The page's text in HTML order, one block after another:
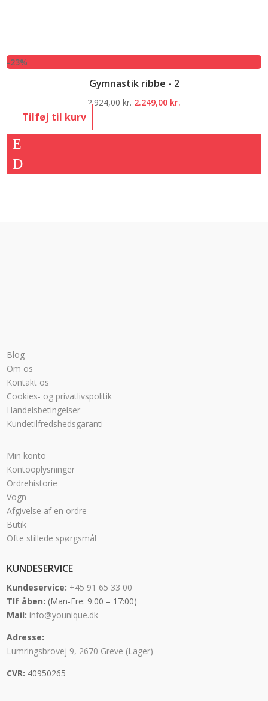
-23%
Gymnastik ribbe - 2
2.924,00kr. Den
2.249,00 kr.
Tilføj til kurv
Blog
Om os
Kontakt os
Cookies- og privatlivspolitik
Handelsbetingelser
Kundetilfredshedsgaranti
Min konto
Kontooplysninger
Ordrehistorie
Vogn
Afgivelse af en ordre
Butik
Ofte stillede spørgsmål
KUNDESERVICE
Kundeservice: +45 91 65 33 00
Tlf åben: (Man-Fre: 9:00 – 17:00)
Mail: info@younique.dk
Adresse:
Lumringsbrovej 9, 2670 Greve (Lager)
CVR: 40950265